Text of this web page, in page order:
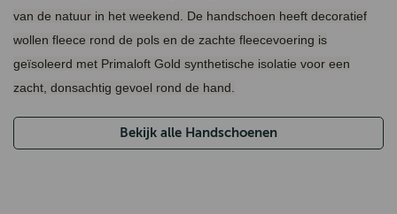
van de natuur in het weekend. De handschoen heeft decoratief
wollen fleece rond de pols en de zachte fleecevoering is
geïsoleerd met Primaloft Gold synthetische isolatie voor een
zacht, donsachtig gevoel rond de hand.
Bekijk alle Handschoenen